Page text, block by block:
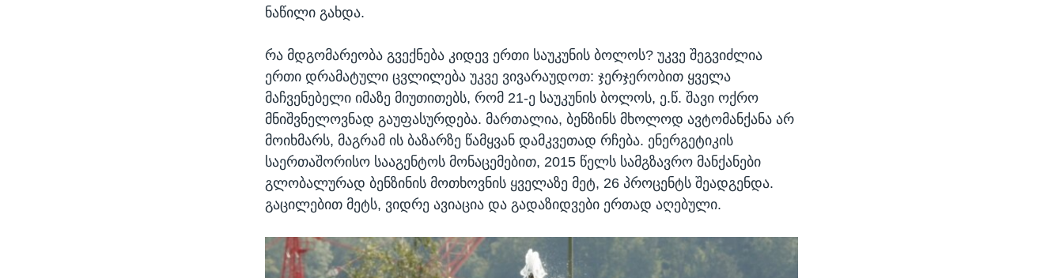
ნაწილი გახდა.
რა მდგომარეობა გვექნება კიდევ ერთი საუკუნის ბოლოს? უკვე შეგვიძლია
ერთი დრამატული ცვლილება უკვე ვივარაუდოთ: ჯერჯერობით ყველა
მაჩვენებელი იმაზე მიუთითებს, რომ 21-ე საუკუნის ბოლოს, ე.წ. შავი ოქრო
მნიშვნელოვნად გაუფასურდება. მართალია, ბენზინს მხოლოდ ავტომანქანა არ
მოიხმარს, მაგრამ ის ბაზარზე წამყვან დამკვეთად რჩება. ენერგეტიკის
საერთაშორისო სააგენტოს მონაცემებით, 2015 წელს სამგზავრო მანქანები
გლობალურად ბენზინის მოთხოვნის ყველაზე მეტ, 26 პროცენტს შეადგენდა.
გაცილებით მეტს, ვიდრე ავიაცია და გადაზიდვები ერთად აღებული.